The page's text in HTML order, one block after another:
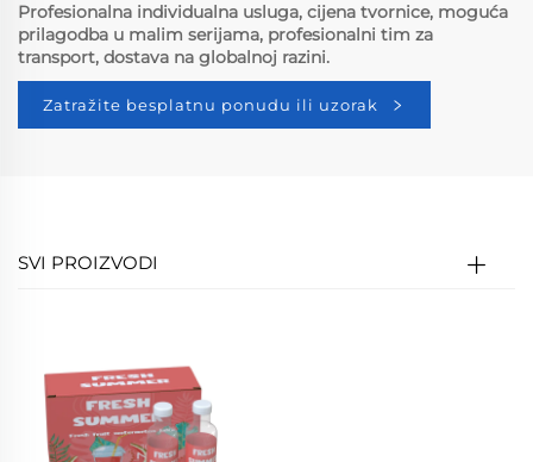
Profesionalna individualna usluga, cijena tvornice, moguća
prilagodba u malim serijama, profesionalni tim za
transport, dostava na globalnoj razini.
Zatražite besplatnu ponudu ili uzorak
SVI PROIZVODI